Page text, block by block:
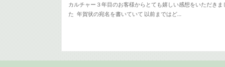
カルチャー３年目のお客様からとても嬉しい感想をいただきま
た 年賀状の宛名を書いていて 以前まではど…